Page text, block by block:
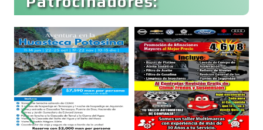
Cafeterías
Cajas de Ahorro
Cámaras de Comercio